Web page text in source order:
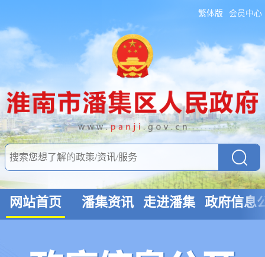
繁体版 会员中心
网站首页 潘集资讯 走进潘集 政府信息